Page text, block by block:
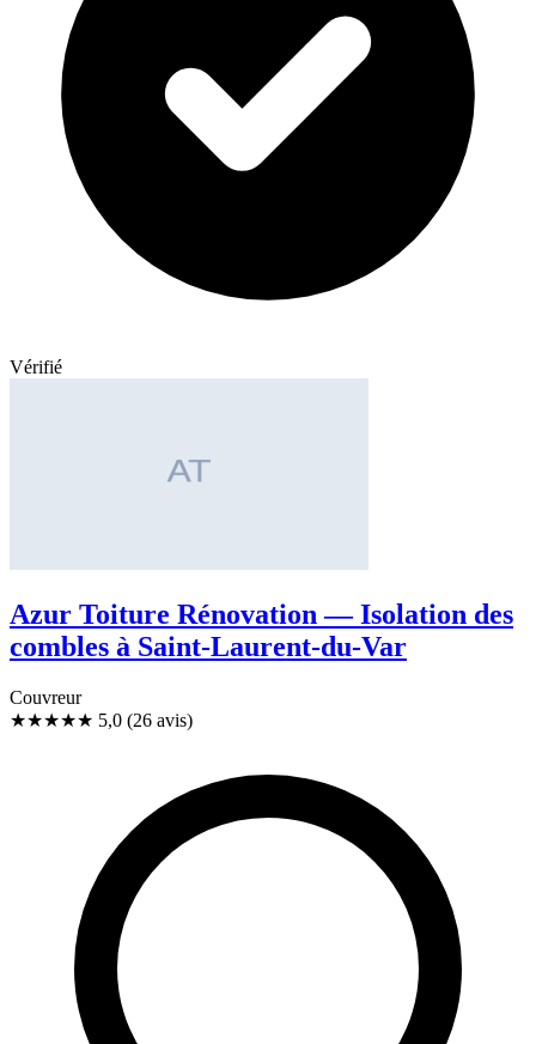
Vérifié
Azur Toiture Rénovation — Isolation des
combles à Saint-Laurent-du-Var
Couvreur
★★★★★ 5,0 (26 avis)